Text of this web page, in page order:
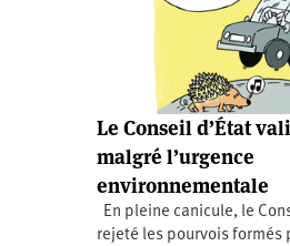
Automobile
Aéronautique
Commerce
Hôpitaux
Oppressions
Antiracisme
Féminisme
LGBTI
Économie
Écologie
Éducation
Santé
Le Conseil d’État
malgré l’urgence
environnementale
En pleine canicule, le
rejeté les pourvois formés